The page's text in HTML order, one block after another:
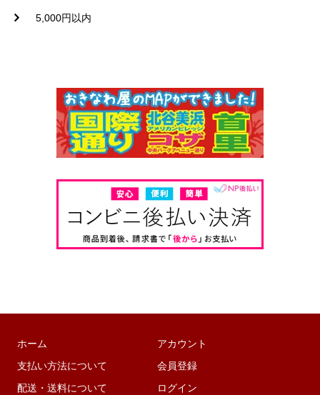
5,000円以内
ホーム
支払い方法について
配送・送料について
アカウント
会員登録
ログイン